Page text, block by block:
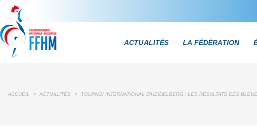
ACTUALITÉS LA FÉDÉRATION
ACCUEIL > ACTUALITÉS > TOURNOI INTERNATIONAL D’HEIDELBERG : LES RÉSULTATS DES